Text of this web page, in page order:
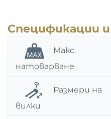
Спецификации
Макс.
натоварване
Размери на
вилки